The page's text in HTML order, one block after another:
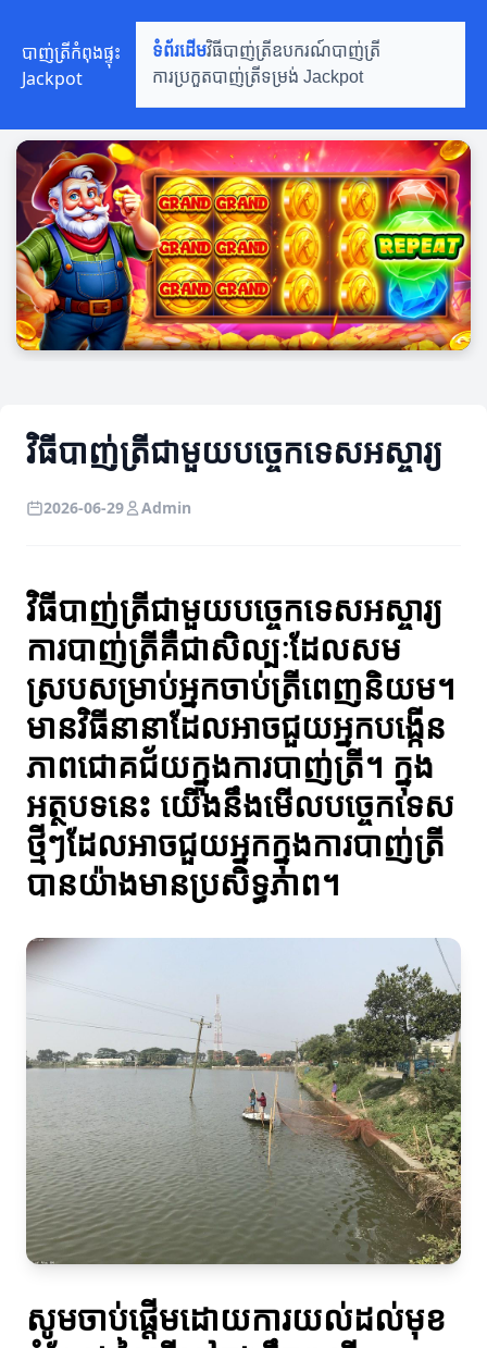
បាញ់ត្រីកំពុងផ្ទុះ
Jackpot
ទំព័រដើមវិធីបាញ់ត្រីឧបករណ៍បាញ់ត្រី
ការប្រកួតបាញ់ត្រីទម្រង់ Jackpot
វិធីបាញ់ត្រីជាមួយបច្ចេកទេសអស្ចារ្យ
2026-06-29 Admin
វិធីបាញ់ត្រីជាមួយបច្ចេកទេសអស្ចារ្យ
ការបាញ់ត្រីគឺជាសិល្បៈដែលសម
ស្របសម្រាប់អ្នកចាប់ត្រីពេញនិយម។
មានវិធីនានាដែលអាចជួយអ្នកបង្កើន
ភាពជោគជ័យក្នុងការបាញ់ត្រី។ ក្នុង
អត្ថបទនេះ យើងនឹងមើលបច្ចេកទេស
ថ្មីៗដែលអាចជួយអ្នកក្នុងការបាញ់ត្រី
បានយ៉ាងមានប្រសិទ្ធភាព។
សូមចាប់ផ្តើមដោយការយល់ដល់មុខ